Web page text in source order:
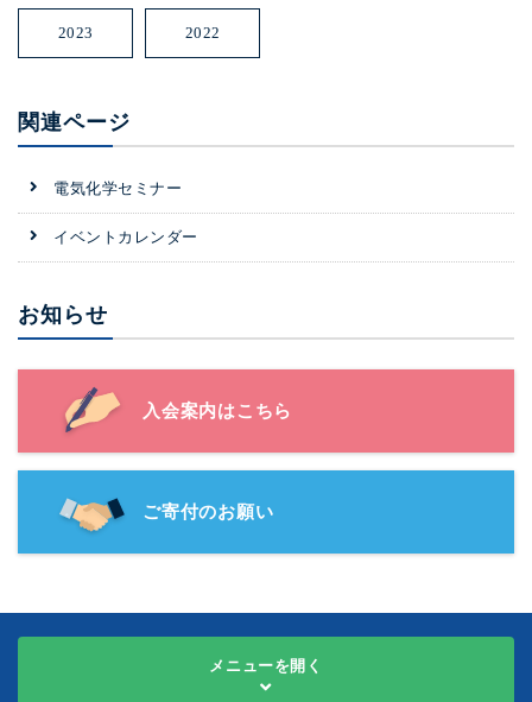
2023 2022
関連ページ
電気化学セミナー
イベントカレンダー
お知らせ
入会案内はこちら
ご寄付のお願い
メニューを開く